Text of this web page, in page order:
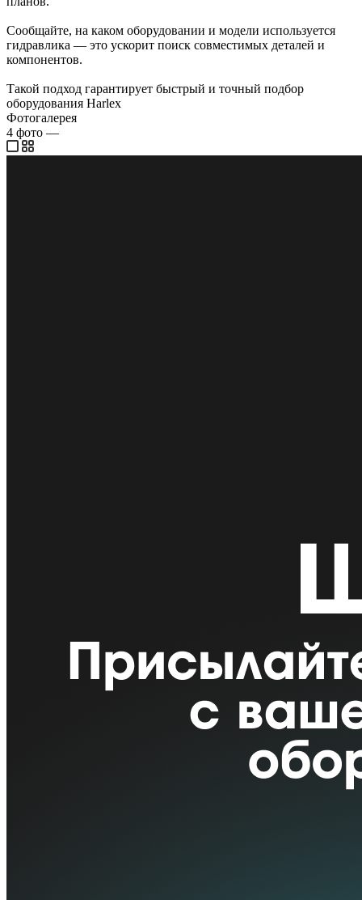
Сообщайте, на каком оборудовании и модели используется
гидравлика — это ускорит поиск совместимых деталей и
компонентов.
Такой подход гарантирует быстрый и точный подбор
оборудования Harlex
Фотогалерея
4 фото —